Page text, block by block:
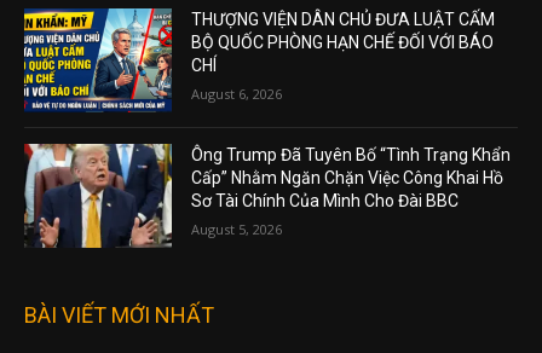
THƯỢNG VIỆN DÂN CHỦ ĐƯA LUẬT CẤM
BỘ QUỐC PHÒNG HẠN CHẾ ĐỐI VỚI BÁO
CHÍ
August 6, 2026
Ông Trump Đã Tuyên Bố “Tình Trạng Khẩn
Cấp” Nhằm Ngăn Chặn Việc Công Khai Hồ
Sơ Tài Chính Của Mình Cho Đài BBC
August 5, 2026
BÀI VIẾT MỚI NHẤT